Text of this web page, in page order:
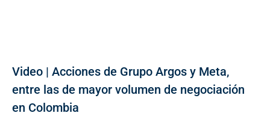
Video | Acciones de Grupo Argos y Meta,
entre las de mayor volumen de negociación
en Colombia